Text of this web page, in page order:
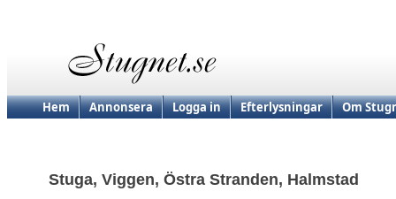
Hem Annonsera Logga in Efterlysningar Om
Stuga, Viggen, Östra Stranden, Halmstad